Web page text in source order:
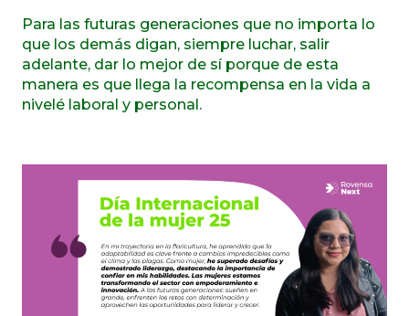
Para las futuras generaciones que no importa lo
que los demás digan, siempre luchar, salir
adelante, dar lo mejor de sí porque de esta
manera es que llega la recompensa en la vida a
nivelé laboral y personal.